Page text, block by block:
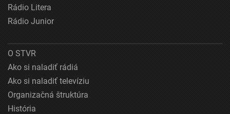
Rádio Litera
Rádio Junior
O STVR
Ako si naladiť rádiá
Ako si naladiť televíziu
Organizačná štruktúra
História